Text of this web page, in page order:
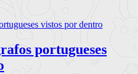
portugueses